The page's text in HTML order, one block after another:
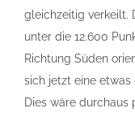
gleichzeitig verkeilt.
unter die 12.600
Richtung Süden
sich jetzt eine etwas
Dies wäre durchaus